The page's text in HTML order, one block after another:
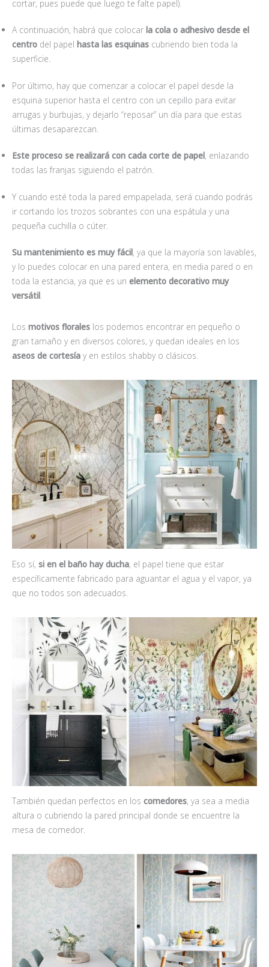
cortar, pues puede que luego te falte papel).
A continuación, habrá que colocar la cola o adhesivo desde el
centro del papel hasta las esquinas cubriendo bien toda la
superficie.
Por último, hay que comenzar a colocar el papel desde la
esquina superior hasta el centro con un cepillo para evitar
arrugas y burbujas, y dejarlo “reposar” un día para que estas
últimas desaparezcan.
Este proceso se realizará con cada corte de papel, enlazando
todas las franjas siguiendo el patrón.
Y cuando esté toda la pared empapelada, será cuando podrás
ir cortando los trozos sobrantes con una espátula y una
pequeña cuchilla o cúter.
Su mantenimiento es muy fácil, ya que la mayoría son lavables,
y lo puedes colocar en una pared entera, en media pared o en
toda la estancia, ya que es un elemento decorativo muy
versátil.
Los motivos florales los podemos encontrar en pequeño o
gran tamaño y en diversos colores, y quedan ideales en los
aseos de cortesía y en estilos shabby o clásicos.
Eso sí, si en el baño hay ducha, el papel tiene que estar
específicamente fabricado para aguantar el agua y el vapor, ya
que no todos son adecuados.
También quedan perfectos en los comedores, ya sea a media
altura o cubriendo la pared principal donde se encuentre la
mesa de comedor.